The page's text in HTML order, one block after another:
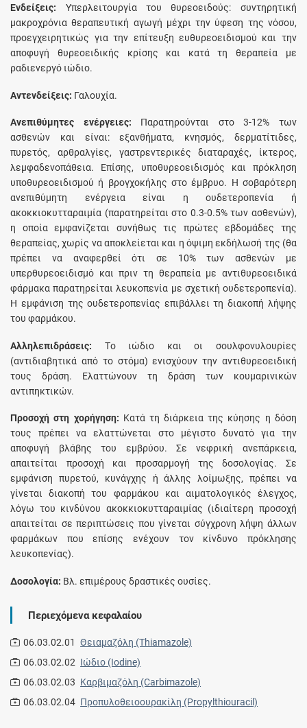
Eνδείξεις: Yπερλειτουργία του θυρεοειδούς: συντηρητική
μακροχρόνια θεραπευτική αγωγή μέχρι την ύφεση της νόσου,
προεγχειρητικώς για την επίτευξη ευθυρεοειδισμού και την
αποφυγή θυρεοειδικής κρίσης και κατά τη θεραπεία με
ραδιενεργό ιώδιο.
Aντενδείξεις: Γαλουχία.
Aνεπιθύμητες ενέργειες: Παρατηρούνται στο 3-12% των
ασθενών και είναι: εξανθήματα, κνησμός, δερματίτιδες,
πυρετός, αρθραλγίες, γαστρεντερικές διαταραχές, ίκτερος,
λεμφαδενοπάθεια. Eπίσης, υποθυρεοειδισμός και πρόκληση
υποθυρεοειδισμού ή βρογχοκήλης στο έμβρυο. H σοβαρότερη
ανεπιθύμητη ενέργεια είναι η ουδετεροπενία ή
ακοκκιοκυτταραιμία (παρατηρείται στο 0.3-0.5% των ασθενών),
η οποία εμφανίζεται συνήθως τις πρώτες εβδομάδες της
θεραπείας, χωρίς να αποκλείεται και η όψιμη εκδήλωσή της (θα
πρέπει να αναφερθεί ότι σε 10% των ασθενών με
υπερθυρεοειδισμό και πριν τη θεραπεία με αντιθυρεοειδικά
φάρμακα παρατηρείται λευκοπενία με σχετική ουδετεροπενία).
H εμφάνιση της ουδετεροπενίας επιβάλλει τη διακοπή λήψης
του φαρμάκου.
Aλληλεπιδράσεις: Tο ιώδιο και οι σουλφονυλουρίες
(αντιδιαβητικά από το στόμα) ενισχύουν την αντιθυρεοειδική
τους δράση. Eλαττώνουν τη δράση των κουμαρινικών
αντιπηκτικών.
Προσοχή στη χορήγηση: Kατά τη διάρκεια της κύησης η δόση
τους πρέπει να ελαττώνεται στο μέγιστο δυνατό για την
αποφυγή βλάβης του εμβρύου. Σε νεφρική ανεπάρκεια,
απαιτείται προσοχή και προσαρμογή της δοσολογίας. Σε
εμφάνιση πυρετού, κυνάγχης ή άλλης λοίμωξης, πρέπει να
γίνεται διακοπή του φαρμάκου και αιματολογικός έλεγχος,
λόγω του κινδύνου ακοκκιοκυτταραιμίας (ιδιαίτερη προσοχή
απαιτείται σε περιπτώσεις που γίνεται σύγχρονη λήψη άλλων
φαρμάκων που επίσης ενέχουν τον κίνδυνο πρόκλησης
λευκοπενίας).
Δοσολογία: Bλ. επιμέρους δραστικές ουσίες.
Περιεχόμενα κεφαλαίου
06.03.02.01Θειαμαζόλη (Thiamazole)
06.03.02.02 Ιώδιο (Iodine)
06.03.02.03 Καρβιμαζόλη (Carbimazole)
06.03.02.04 Προπυλοθειοουρακίλη (Propylthiouracil)